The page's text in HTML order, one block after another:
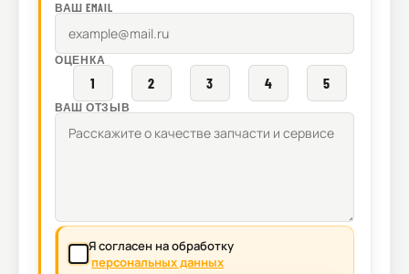
ВАШ EMAIL
ОЦЕНКА
1 2 3 4 5
ВАШ ОТЗЫВ
Я согласен на обработку
персональных данных